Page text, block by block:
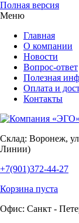
Полная версия
Меню
Главная
О компании
Новости
Вопрос-ответ
Полезная
Оплата и
Контакты
Склад: Воронеж,
Линии)
+7(901)372-44-27
Корзина пуста
Офис: Санкт -